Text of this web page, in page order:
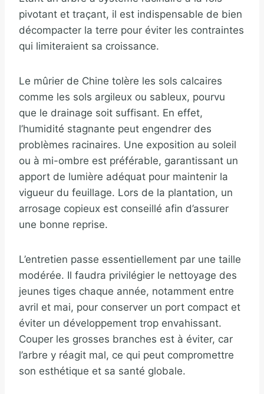
pivotant et traçant, il est indispensable de bien
décompacter la terre pour éviter les contraintes
qui limiteraient sa croissance.
Le mûrier de Chine tolère les sols calcaires
comme les sols argileux ou sableux, pourvu
que le drainage soit suffisant. En effet,
l’humidité stagnante peut engendrer des
problèmes racinaires. Une exposition au soleil
ou à mi-ombre est préférable, garantissant un
apport de lumière adéquat pour maintenir la
vigueur du feuillage. Lors de la plantation, un
arrosage copieux est conseillé afin d’assurer
une bonne reprise.
L’entretien passe essentiellement par une taille
modérée. Il faudra privilégier le nettoyage des
jeunes tiges chaque année, notamment entre
avril et mai, pour conserver un port compact et
éviter un développement trop envahissant.
Couper les grosses branches est à éviter, car
l’arbre y réagit mal, ce qui peut compromettre
son esthétique et sa santé globale.